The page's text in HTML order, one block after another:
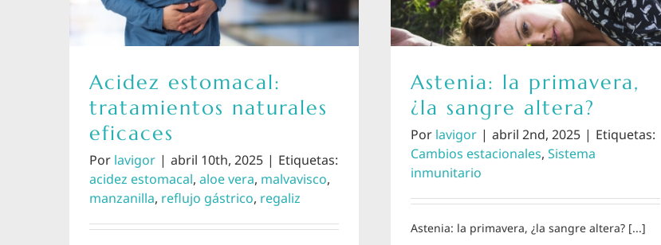
Acidez estomacal:
tratamientos naturales
eficaces
Por lavigor | abril 10th, 2025 | Etiquetas:
acidez estomacal, aloe vera, malvavisco,
manzanilla, reflujo gástrico, regaliz
Astenia: la primavera,
¿la sangre altera?
Por lavigor | abril 2nd, 2025 | Etiquetas:
Cambios estacionales, Sistema
inmunitario
Astenia: la primavera, ¿la sangre altera? [...]